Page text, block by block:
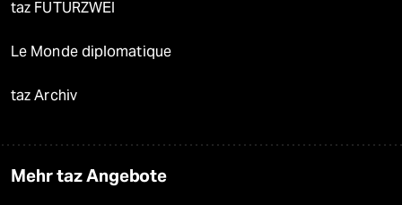
taz FUTURZWEI
Le Monde diplomatique
taz Archiv
Mehr taz Angebote